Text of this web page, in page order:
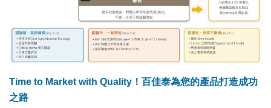
Time to Market with Quality！百佳泰為您的產品打造成功
之路